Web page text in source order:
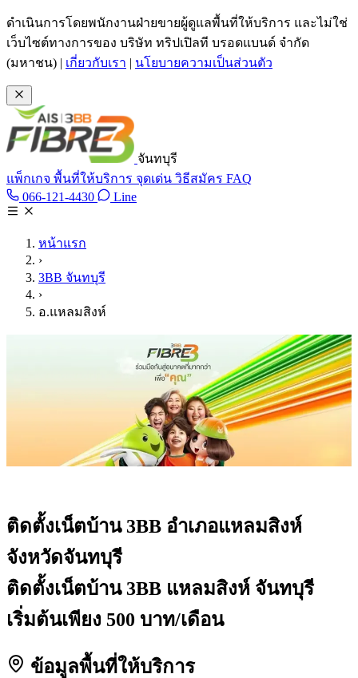
ข้ามไปเนื้อหาหลัก
ดำเนินการโดยพนักงานฝ่ายขายผู้ดูแลพื้นที่ให้บริการ และไม่ใช่
เว็บไซต์ทางการของ บริษัท ทริปเปิลที บรอดแบนด์ จำกัด
(มหาชน) | เกี่ยวกับเรา | นโยบายความเป็นส่วนตัว
จันทบุรี
แพ็กเกจ พื้นที่ให้บริการ จุดเด่น วิธีสมัคร FAQ
066-121-4430 โทร 066-121-4430
LineLine @tan3bb
หน้าแรก
›
3BB จันทบุรี
›
อ.แหลมสิงห์
ติดตั้งเน็ตบ้าน 3BB อำเภอแหลมสิงห์
จังหวัดจันทบุรี
ติดตั้งเน็ตบ้าน 3BB แหลมสิงห์ จันทบุรี
เริ่มต้นเพียง 500 บาท/เดือน
ข้อมูลพื้นที่ให้บริการ